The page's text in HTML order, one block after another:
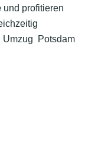
und profitieren
Umzug Potsdam